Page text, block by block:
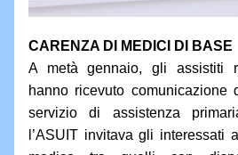
CARENZA DI MEDICI DI BASE
A metà gennaio, gli assistiti
hanno ricevuto comunicazione
servizio di assistenza
l’ASUIT invitava gli interessati